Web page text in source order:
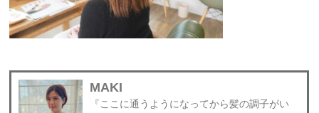
MAKI
『ここに通うようになってから髪の調子がい